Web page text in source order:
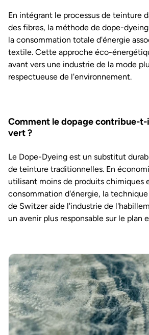
En intégrant le processus de teinture
des fibres, la méthode de dope-
la consommation totale d'énergie
textile. Cette approche éco-
avant vers une industrie de la mode
respectueuse de l'environnement.
Comment le dopage contribue-t-
vert ?
Le Dope-Dyeing est un substitut
de teinture traditionnelles. En
utilisant moins de produits chimiques
consommation d'énergie, la
de Switzer aide l'industrie de
un avenir plus responsable sur le plan